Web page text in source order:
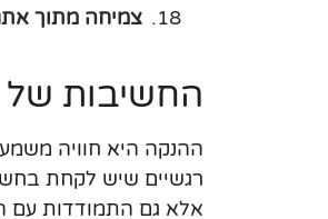
צמיחה מתוך
החשיבות של
ההנקה היא חוויה
רגשיים שיש לקחת
אלא גם התמודדות עם